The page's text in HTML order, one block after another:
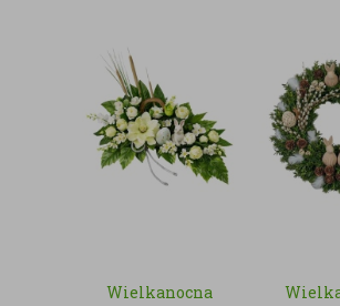
Wielkanocna